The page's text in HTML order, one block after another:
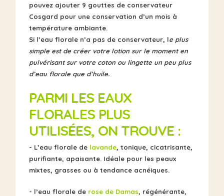
pouvez ajouter 9 gouttes de conservateur
Cosgard pour une conservation d’un mois à
température ambiante.
Si l’eau florale n’a pas de conservateur, le plus
simple est de créer votre lotion sur le moment en
pulvérisant sur votre coton ou lingette un peu plus
d’eau florale que d’huile.
PARMI LES EAUX
FLORALES PLUS
UTILISÉES, ON TROUVE :
- L’eau florale de lavande, tonique, cicatrisante,
purifiante, apaisante. Idéale pour les peaux
mixtes, grasses ou à tendance acnéiques.
- l’eau florale de rose de Damas, régénérante,